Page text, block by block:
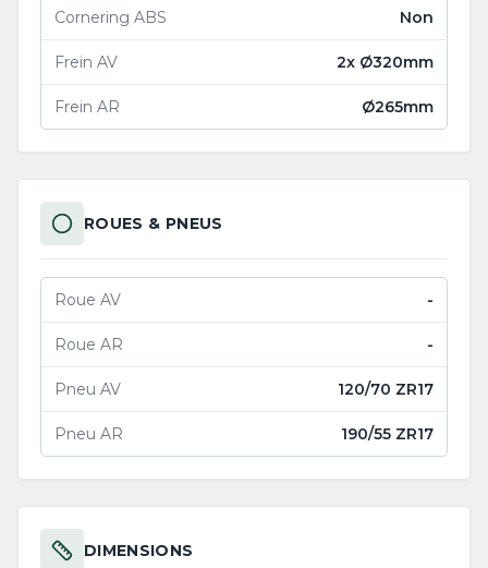
Cornering ABS Non
Frein AV 2x Ø320mm
Frein AR Ø265mm
ROUES & PNEUS
Roue AV -
Roue AR -
Pneu AV 120/70 ZR17
Pneu AR 190/55 ZR17
DIMENSIONS